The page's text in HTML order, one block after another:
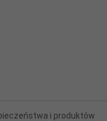
i produktów